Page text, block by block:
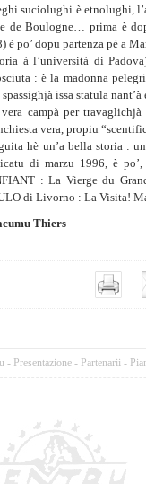
suciolughi è etnolughi,
de Boulogne… prima è
è po’ dopu partenza pè a
à l’università di
: è la madonna
issa statula
campà per
vera, propiu
hè un’a bella storia :
di marzu 1996, è
: La Vierge du
di Livorno : La Visita!
Thiers
- Presentazione - Partenarii -